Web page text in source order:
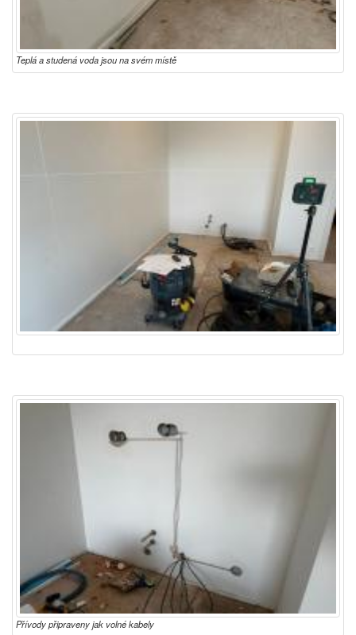
Teplá a studená voda jsou na svém místě
Přívody připraveny jak volné kabely